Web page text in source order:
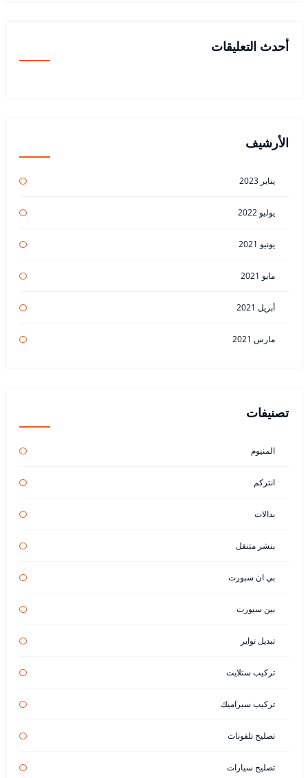
أحدث التعليقات
الأرشيف
يناير 2023
يوليو 2022
يونيو 2021
مايو 2021
أبريل 2021
مارس 2021
تصنيفات
المنيوم
انتركم
بدالات
بنشر متنقل
بي ان سبورت
بين سبورت
تبديل تواير
تركيب ستلايت
تركيب سيراميك
تصليح تلفونات
تصليح سيارات